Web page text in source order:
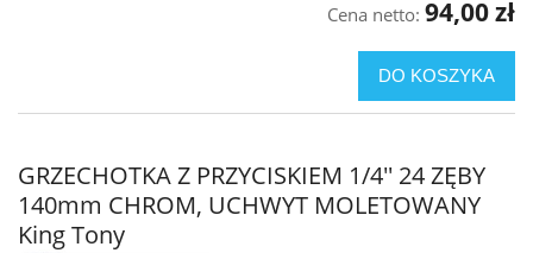
Cena netto: 94,00 zł
DO KOSZYKA
GRZECHOTKA Z PRZYCISKIEM 1/4'' 24 ZĘBY
140mm CHROM, UCHWYT MOLETOWANY
King Tony